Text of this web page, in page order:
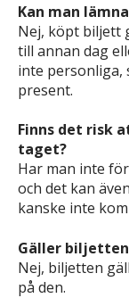
Kan man
Nej, köpt biljett
till annan dag
inte personliga,
present.
Finns det risk
taget?
Har man inte
och det kan
kanske inte
Gäller
Nej, biljetten
på den.